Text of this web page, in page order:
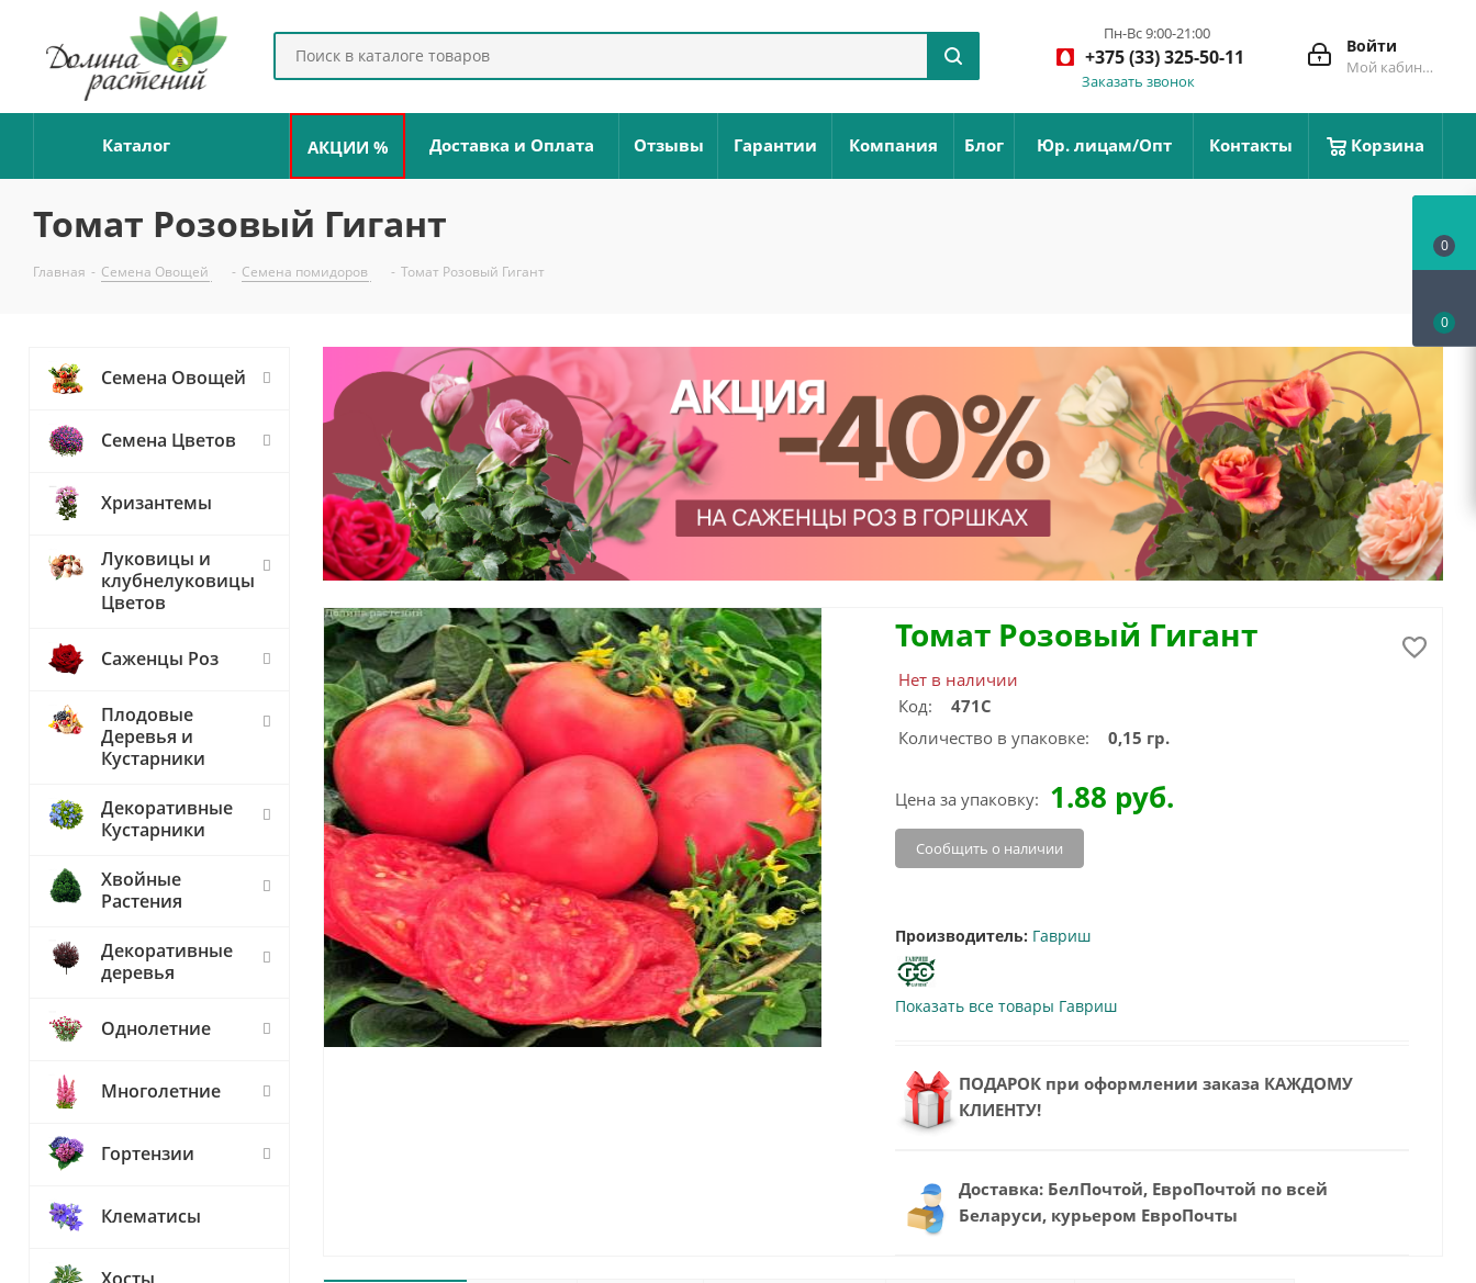
Войти
Мой кабинет
Пн-Вс 9:00-21:00
+375 (33) 325-50-11
Заказать звонок
Каталог АКЦИИ % Доставка и Оплата Отзывы Гарантии Компания Блог Юр. лицам/Опт Контакты Корзина
Томат Розовый Гигант
Главная - Семена Овощей - Семена помидоров - Томат Розовый Гигант
Томат Розовый Гигант
Нет в наличии
Код:
471С
Количество в упаковке:
0,15 гр.
Цена за упаковку: 1.88 руб.
Сообщить о наличии
Производитель: Гавриш
Показать все товары Гавриш
ПОДАРОК при оформлении заказа КАЖДОМУ
КЛИЕНТУ!
Доставка: БелПочтой, ЕвроПочтой по всей
Беларуси, курьером ЕвроПочты
Семена Овощей
Семена Цветов
Хризантемы
Луковицы и
клубнелуковицы
Цветов
Саженцы Роз
Плодовые
Деревья и
Кустарники
Декоративные
Кустарники
Хвойные
Растения
Декоративные
деревья
Однолетние
Многолетние
Гортензии
Клематисы
0
0